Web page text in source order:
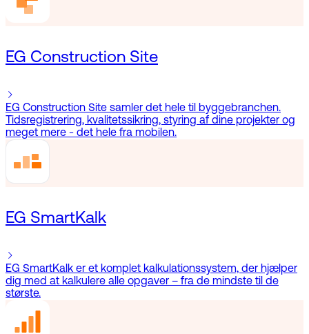
EG Construction Site
EG Construction Site samler det hele til byggebranchen.
Tidsregistrering, kvalitetssikring, styring af dine projekter og
meget mere - det hele fra mobilen.
EG SmartKalk
EG SmartKalk er et komplet kalkulationssystem, der hjælper
dig med at kalkulere alle opgaver – fra de mindste til de
største.